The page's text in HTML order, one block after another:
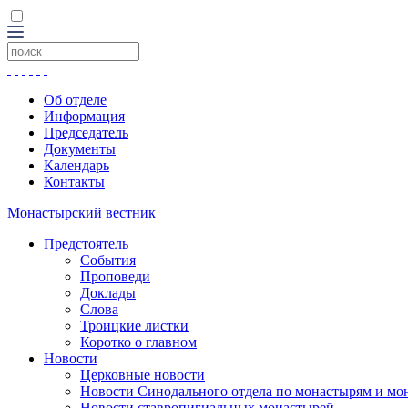
Об отделе
Информация
Председатель
Документы
Календарь
Контакты
Монастырский вестник
Предстоятель
События
Проповеди
Доклады
Слова
Троицкие листки
Коротко о главном
Новости
Церковные новости
Новости Синодального отдела по монастырям и